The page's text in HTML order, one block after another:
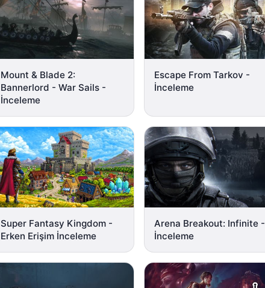
Mount & Blade 2:
Bannerlord - War Sails -
İnceleme
Escape From Tarkov -
İnceleme
Super Fantasy Kingdom -
Erken Erişim İnceleme
Arena Breakout: Infinite -
İnceleme